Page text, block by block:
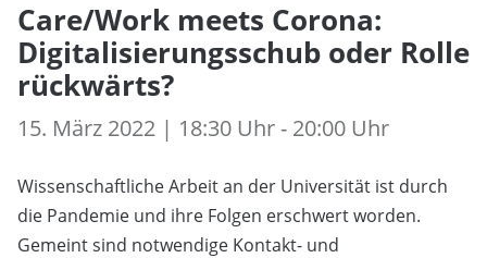
Care/Work meets Corona:
Digitalisierungsschub oder Rolle
rückwärts?
15. März 2022 | 18:30 Uhr - 20:00 Uhr
Wissenschaftliche Arbeit an der Universität ist durch
die Pandemie und ihre Folgen erschwert worden.
Gemeint sind notwendige Kontakt- und